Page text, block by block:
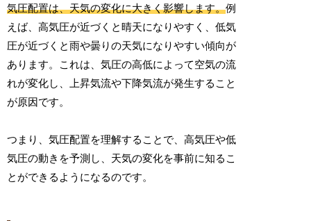
気圧配置は、天気の変化に大きく影響します。例
えば、高気圧が近づくと晴天になりやすく、低気
圧が近づくと雨や曇りの天気になりやすい傾向が
あります。これは、気圧の高低によって空気の流
れが変化し、上昇気流や下降気流が発生すること
が原因です。
つまり、気圧配置を理解することで、高気圧や低
気圧の動きを予測し、天気の変化を事前に知るこ
とができるようになるのです。